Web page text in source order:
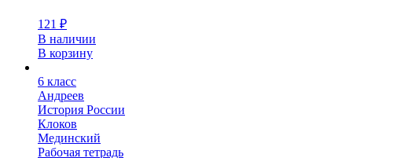
121 ₽
В наличии
В корзину
6 класс
Андреев
История России
Клоков
Мединский
Рабочая тетрадь